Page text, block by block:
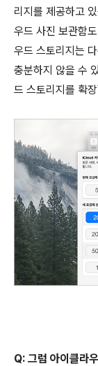
리지를 제공하고
우드 사진 보관함
우드 스토리지는
충분하지 않을 수
드 스토리지를 확
Q: 그럼 아이클라